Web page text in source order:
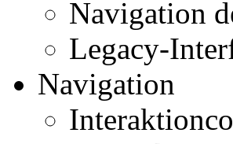
Navigation
Legacy-
Navigation